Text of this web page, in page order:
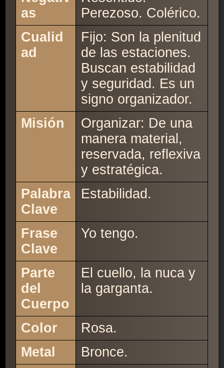
as
Perezoso. Colérico.
Cualid
ad
Fijo: Son la plenitud
de las estaciones.
Buscan estabilidad
y seguridad. Es un
signo organizador.
Misión
Organizar: De una
manera material,
reservada, reflexiva
y estratégica.
Palabra
Clave
Estabilidad.
Frase
Clave
Yo tengo.
Parte
del
Cuerpo
El cuello, la nuca y
la garganta.
Color
Rosa.
Metal
Bronce.